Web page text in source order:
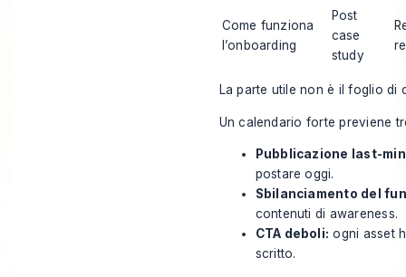
Come funziona
l’onboarding
Post
case
study
La parte utile non è il foglio di
Un calendario forte previene
Pubblicazione last-
postare oggi.
Sbilanciamento del
contenuti di awareness.
CTA deboli: ogni asset
scritto.